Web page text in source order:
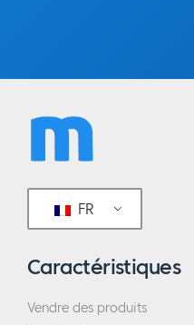
FR
Caractéristiques
Vendre des produits